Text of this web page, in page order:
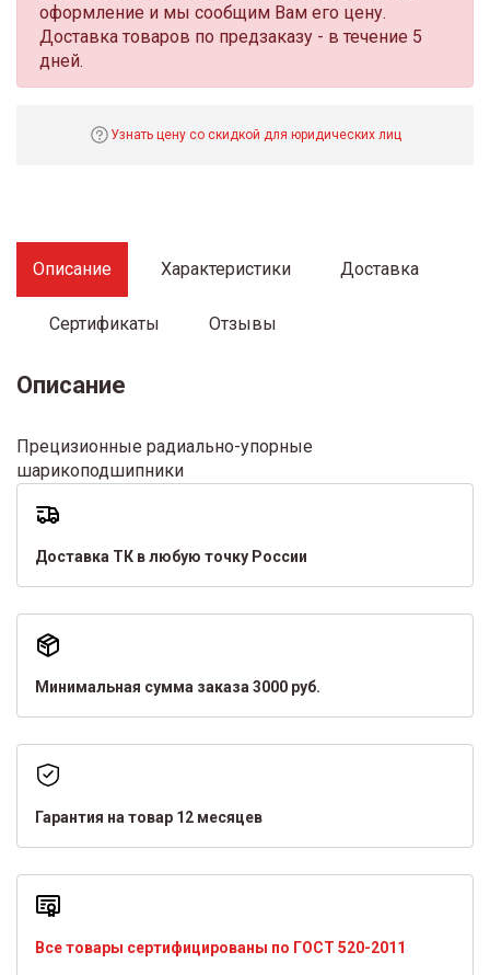
оформление и мы сообщим Вам его цену.
Доставка товаров по предзаказу - в течение 5
дней.
Узнать цену со скидкой для юридических лиц
Описание Характеристики Доставка
Сертификаты Отзывы
Описание
Прецизионные радиально-упорные
шарикоподшипники
Доставка ТК в любую точку России
Минимальная сумма заказа 3000 руб.
Гарантия на товар 12 месяцев
Все товары сертифицированы по ГОСТ 520-2011